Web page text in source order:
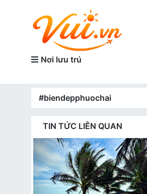
Nơi lưu trú
#biendepphuochai
TIN TỨC LIÊN QUAN